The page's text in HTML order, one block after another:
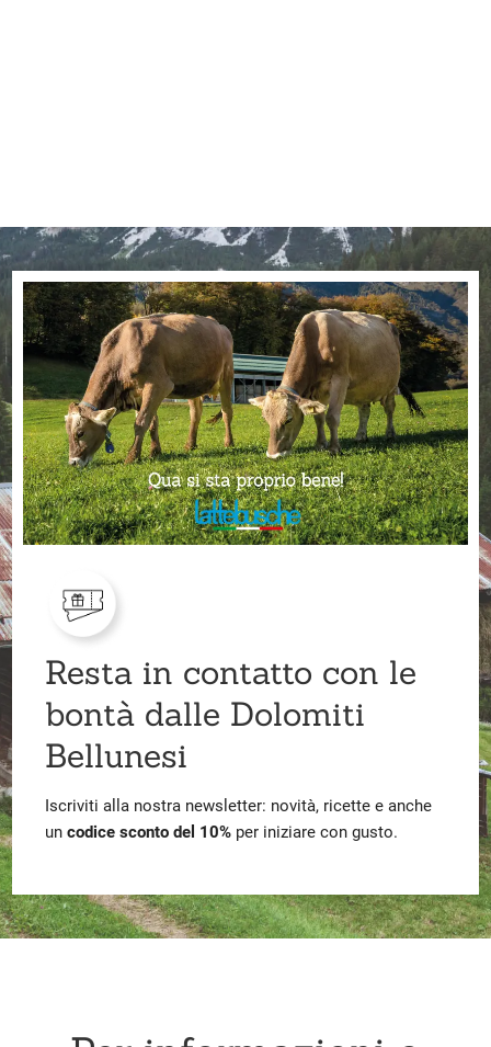
Resta in contatto con le
bontà dalle Dolomiti
Bellunesi
Iscriviti alla nostra newsletter: novità, ricette e anche
uncodice sconto del 10% per iniziare con gusto.